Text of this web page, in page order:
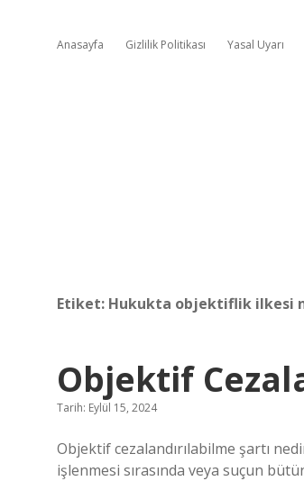
Anasayfa Gizlilik Politikası Yasal Uyarı
Etiket: Hukukta objektiflik ilkesi
Objektif
Tarih: Eylül 15, 2024
Objektif cezalandırılabilme şartı
işlenmesi sırasında veya suçun